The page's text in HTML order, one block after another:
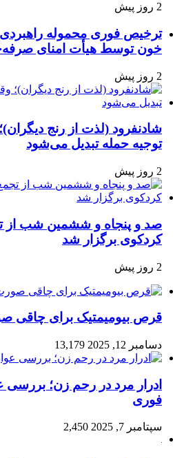
2 روز پیش
ترخیص فوری محموله راهبردی
خون توسط هیأت امنای
2 روز پیش
شادنفرود (لذت از رنج دیگران)؛
توجیه حمله تبدیل می‌شود
2 روز پیش
صد و پنجاه‌ و ششمین شب از
کردکوی برگزار شد
2 روز پیش
قرص بیومیمتیک برای
دسامبر 12, 2025 13,179
ادرار مرد در رحم زن؛
فوری
سپتامبر 7, 2025 2,450